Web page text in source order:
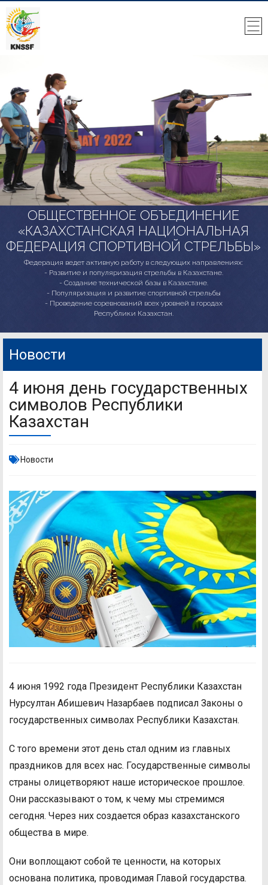
ОБЩЕСТВЕННОЕ ОБЪЕДИНЕНИЕ
«КАЗАХСТАНСКАЯ НАЦИОНАЛЬНАЯ
ФЕДЕРАЦИЯ СПОРТИВНОЙ СТРЕЛЬБЫ»
Федерация ведет активную работу в следующих направлениях:
- Развитие и популяризация стрельбы в Казахстане.
- Создание технической базы в Казахстане.
- Популяризация и развитие спортивной стрельбы
- Проведение соревнований всех уровней в городах
Республики Казахстан.
Новости
4 июня день государственных
символов Республики
Казахстан
Новости
4 июня 1992 года Президент Республики Казахстан
Нурсултан Абишевич Назарбаев подписал Законы о
государственных символах Республики Казахстан.
С того времени этот день стал одним из главных
праздников для всех нас. Государственные символы
страны олицетворяют наше историческое прошлое.
Они рассказывают о том, к чему мы стремимся
сегодня. Через них создается образ казахстанского
общества в мире.
Они воплощают собой те ценности, на которых
основана политика, проводимая Главой государства.